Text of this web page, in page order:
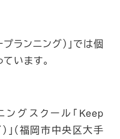
ランニング）」では個
います。
ングスクール「Keep
」（福岡市中央区大手